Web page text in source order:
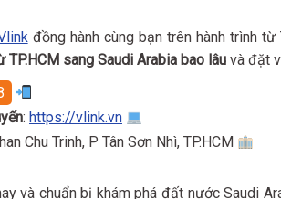
đồng hành cùng bạn trên hành trình từ
TP.HCM sang Saudi Arabia bao lâu và đặt
: https://vlink.vn
Chu Trinh, P Tân Sơn Nhì, TP.HCM
và chuẩn bị khám phá đất nước Saudi